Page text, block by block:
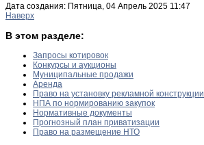
Дата создания: Пятница, 04 Апрель 2025 11:47
Наверх
В этом разделе:
Запросы котировок
Конкурсы и аукционы
Муниципальные продажи
Аренда
Право на установку рекламной конструкции
НПА по нормированию закупок
Нормативные документы
Прогнозный план приватизации
Право на размещение НТО